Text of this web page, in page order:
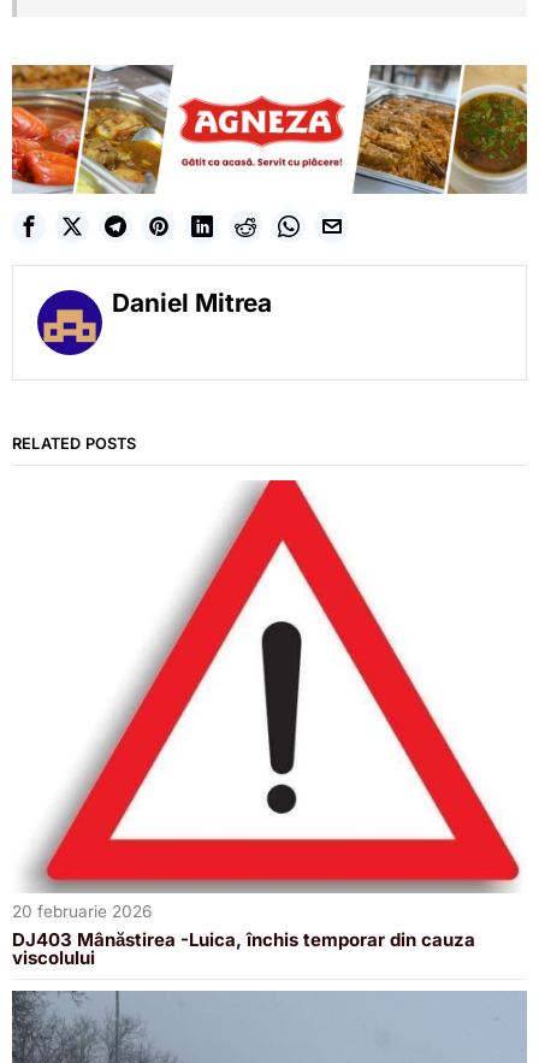
Daniel Mitrea
RELATED POSTS
20 februarie 2026
DJ403 Mânăstirea -Luica, închis temporar din cauza
viscolului